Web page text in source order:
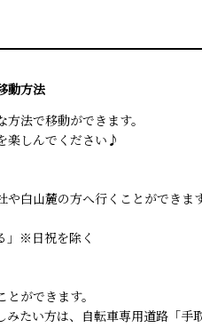
動方法
法で移動ができます。
楽しんでください♪
白山麓の方へ行くことができます
」※日祝を除く
ができます。
みたい方は、自転車専用道路「